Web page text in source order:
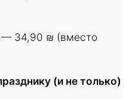
— 34,90 ₪ (вместо
(и не только)